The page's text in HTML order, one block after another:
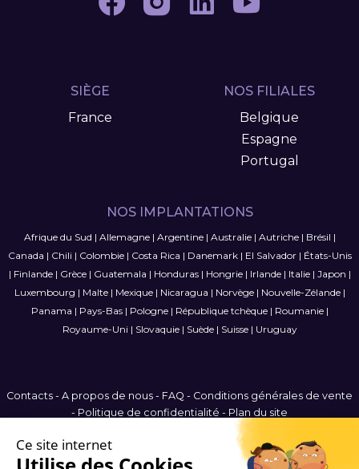
SIÈGE
France
NOS FILIALES
Belgique
Espagne
Portugal
NOS IMPLANTATIONS
Afrique du Sud | Allemagne| Argentine| Australie| Autriche| Brésil |
Canada | Chili | Colombie| Costa Rica | Danemark| El Salvador| États-Unis
| Finlande| Grèce| Guatemala | Honduras| Hongrie| Irlande| Italie| Japon |
Luxembourg | Malte| Mexique| Nicaragua | Norvège| Nouvelle-Zélande|
Panama | Pays-Bas| Pologne| République tchèque| Roumanie|
Royaume-Uni | Slovaquie| Suède| Suisse| Uruguay
Contacts - A propos de nous - FAQ - Conditions générales de vente
- Politique de confidentialité - Plan du site